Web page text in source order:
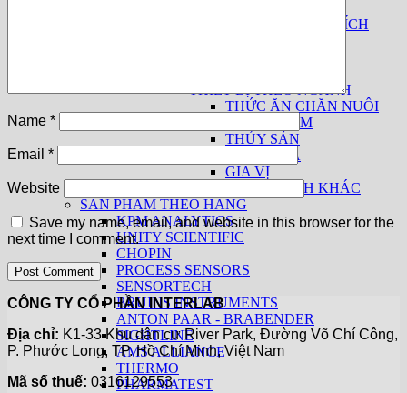
THIẾT BỊ PHÂN TÍCH
THIẾT BỊ THEO NGÀNH
THỨC ĂN CHĂN NUÔI
THỰC PHẨM
THỦY SẢN
THUỐC LÁ
GIA VỊ
CÁC NGÀNH KHÁC
SẢN PHẨM THEO HÃNG
KPM ANALYTICS
UNITY SCIENTIFIC
CHOPIN
PROCESS SENSORS
SENSORTECH
BRUINS INSTRUMENTS
ANTON PAAR - BRABENDER
SIGHTLINE
AMS ALLIANCE
THERMO
PHARMATEST
Name *
Email *
Website
Save my name, email, and website in this browser for the
next time I comment.
CÔNG TY CỔ PHẦN INTERLAB
Địa chỉ: K1-33 Khu dân cư River Park, Đường Võ Chí Công,
P. Phước Long, TP. Hồ Chí Minh, Việt Nam
Mã số thuế: 0316129553